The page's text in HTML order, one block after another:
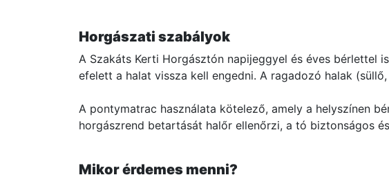
Horgászati szabályok
A Szakáts Kerti Horgásztón napijeggyel és éves bérlettel
efelett a halat vissza kell engedni. A ragadozó halak
A pontymatrac használata kötelező, amely a helyszínen
horgászrend betartását halőr ellenőrzi, a tó biztonságos
Mikor érdemes menni?